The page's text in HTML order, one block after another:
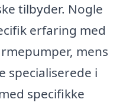
tilbyder. Nogle
erfaring med
mens
specialiserede i
specifikke